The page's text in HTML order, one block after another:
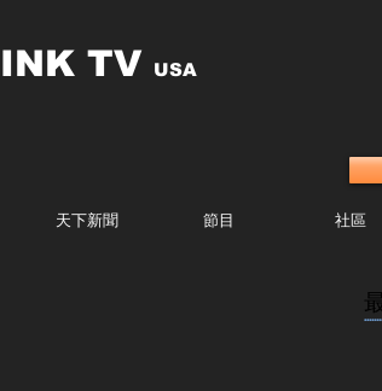
TV USA
天下新聞 節目 社區